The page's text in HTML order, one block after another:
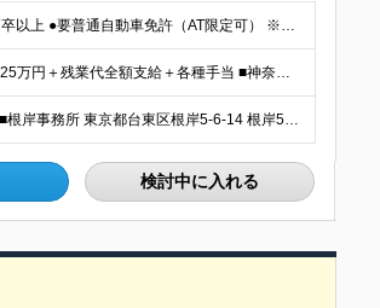
【40代前半までのミドル層活躍・未経験者歓迎】 ●高卒以上 ●要普通自動車免許（AT限定可） ※特別な知識や経験は一切不要です！ ＜こんな方を歓迎します＞ ・安定した企業で、定年まで長く働き続けたい
■東京都 月給22万5000円（東京地域手当3万円含）～25万円＋残業代全額支給＋各種手当 ■神奈川県 月給19万5000円～24万円＋残業代全額支給＋各種手当 ※年齢・経験を考慮し決定 ※試用期
＼東京と神奈川で募集・徒歩5分以内の勤務地あり／ ■根岸事務所 東京都台東区根岸5-6-14 根岸5光ビル ■阿佐ヶ谷事務所 東京都杉並区成田東4-38-25 ■大橋事務所 東京都目黒区大橋2-8-1
検討中に入れる